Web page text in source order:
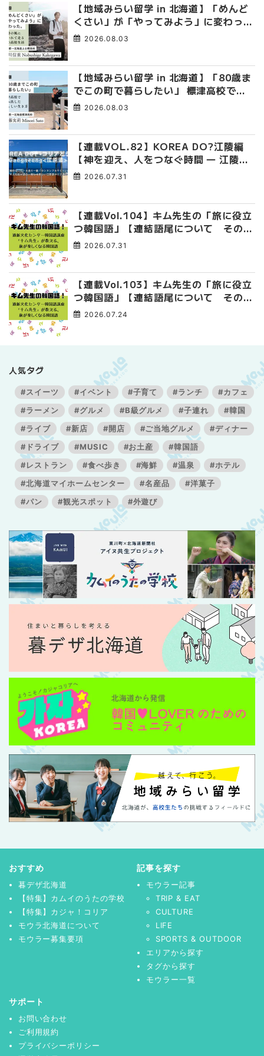
【地域みらい留学 in 北海道】「めんど
くさい」が「やってみよう」に変わっ
た。 十勝の風に吹かれて走る、僕の泥
2026.08.03
【地域みらい留学 in 北海道】「80歳ま
でこの町で暮らしたい」 標津高校で踏
み出した、私らしい生き方
2026.08.03
【連載VOL.82】KOREA DO?江陵編
【神を迎え、人をつなぐ時間 ― 江陵端
午祭 】
2026.07.31
【連載Vol.104】キム先生の「旅に役立
つ韓国語」【連結語尾について その
4】2026.07.31
【連載Vol.103】キム先生の「旅に役立
つ韓国語」【連結語尾について その
3】2026.07.24
人気タグ
#スイーツ #イベント #子育て #ランチ
#カフェ
#ラーメン
#グルメ #B級グルメ #子連れ
#韓国
#ライブ
#新店 #開店 #ご当地グルメ
#ディナー
#ドライブ
#MUSIC #お土産
#韓国語
#レストラン
#食べ歩き #海鮮 #温泉
#ホテル
#北海道マイホームセンター
#名産品
#洋菓子
#パン
#観光スポット #外遊び
おすすめ
暮デザ北海道
【特集】カムイのうたの学校
【特集】カジャ！コリア
モウラ北海道について
モウラー募集要項
記事を探す
モウラー記事
TRIP & EAT
CULTURE
LIFE
SPORTS & OUTDOOR
エリアから探す
タグから探す
モウラー一覧
サポート
お問い合わせ
ご利用規約
プライバシーポリシー